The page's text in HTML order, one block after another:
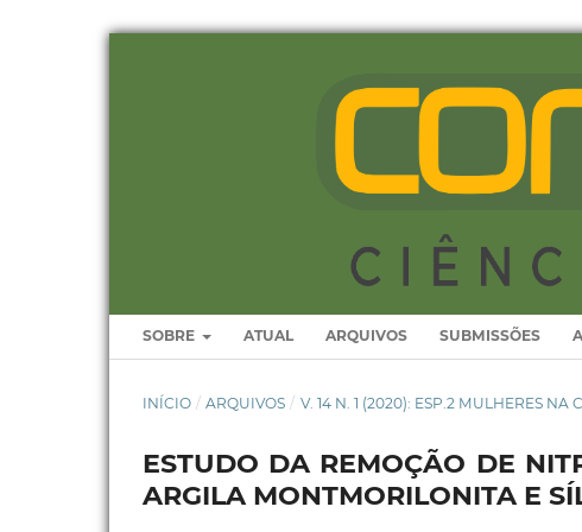
SOBRE ATUAL ARQUIVOS SUBMISSÕES
INÍCIO / ARQUIVOS / V. 14 N. 1 (2020): ESP.2 MULHERES NA
ESTUDO DA REMOÇÃO DE
ARGILA MONTMORILONITA E